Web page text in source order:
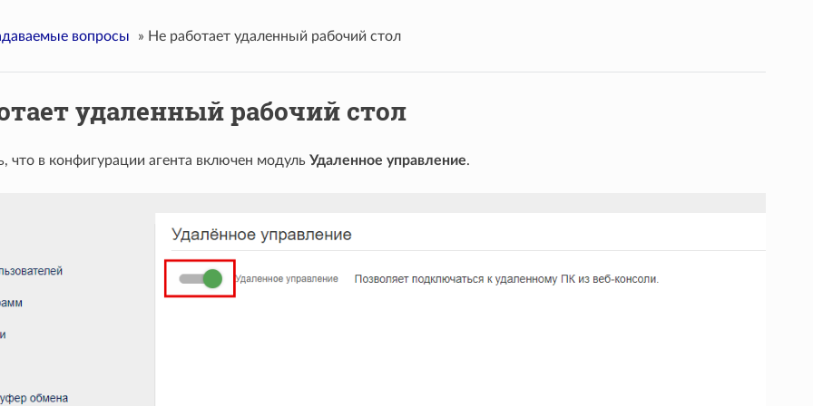
вопросы » Не работает удаленный рабочий стол
удаленный рабочий стол
что в конфигурации агента включен модуль Удаленное управление.